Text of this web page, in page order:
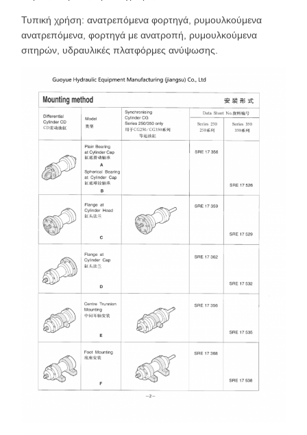
Τυπική χρήση: ανατρεπόμενα φορτηγά, ρυμουλκούμενα
ανατρεπόμενα, φορτηγά με ανατροπή, ρυμουλκούμενα
σιτηρών, υδραυλικές πλατφόρμες ανύψωσης.